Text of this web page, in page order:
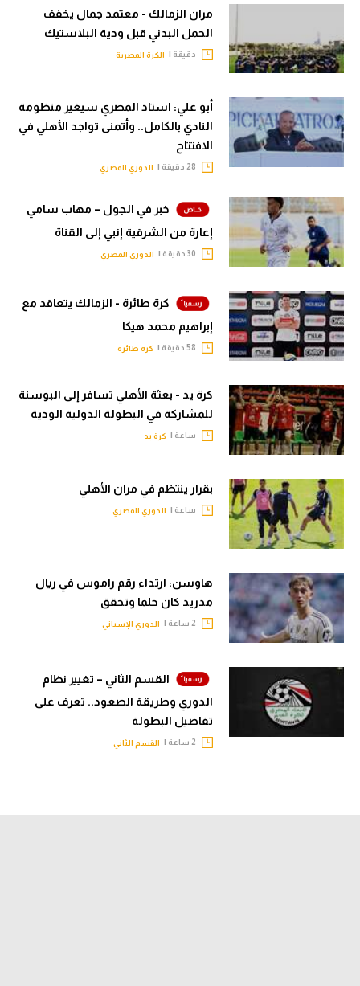
مران الزمالك - معتمد جمال يخفف
الحمل البدني قبل ودية البلاستيك
دقيقة | الكرة المصرية
أبو علي: استاد المصري سيغير منظومة
النادي بالكامل.. وأتمنى تواجد الأهلي في
الافتتاح
الدوري المصري
خبر في الجول – مهاب سامي
إعارة من الشرقية إنبي إلى القناة
الدوري المصري
كرة طائرة - الزمالك يتعاقد مع
إبراهيم محمد هيكا
كرة طائرة
كرة يد - بعثة الأهلي تسافر إلى البوسنة
للمشاركة في البطولة الدولية الودية
ساعة | كرة يد
بقرار ينتظم في مران الأهلي
ساعة | الدوري المصري
هاوسن: ارتداء رقم راموس في ريال
مدريد كان حلما وتحقق
الدوري الإسباني
القسم الثاني – تغيير نظام
الدوري وطريقة الصعود.. تعرف على
تفاصيل البطولة
القسم الثاني